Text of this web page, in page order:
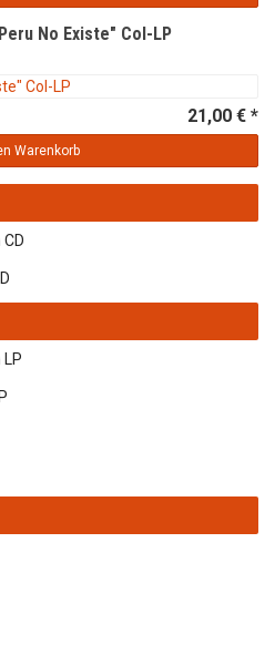
No Existe" Col-LP
21,00 € *
Warenkorb